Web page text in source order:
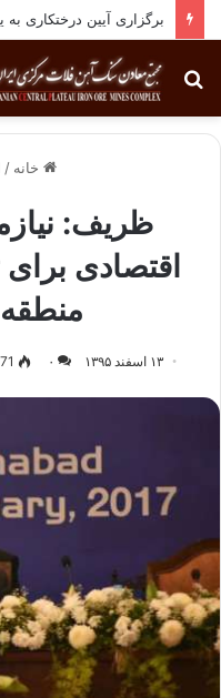
برگزاری آیین درختکاری به یاد ۲۵۸شهید شهرستان
جستجو
برای
خانه /
ظریف:
اقتصادی
۱۳ اسفند ۱۳۹۵ ۰ 71